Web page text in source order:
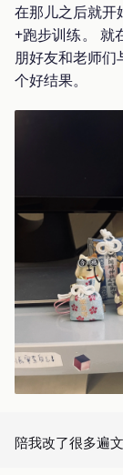
在那儿之后就开
+跑步训练。 就
朋好友和老师们
个好结果。